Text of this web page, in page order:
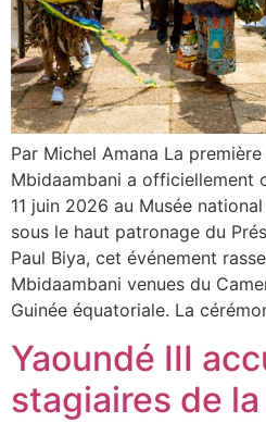
Par Michel Amana La
Mbidaambani a officiellement
11 juin 2026 au Musée
sous le haut patronage du
Paul Biya, cet événement
Mbidaambani venues du
Guinée équatoriale. La
Yaoundé III
stagiaires de